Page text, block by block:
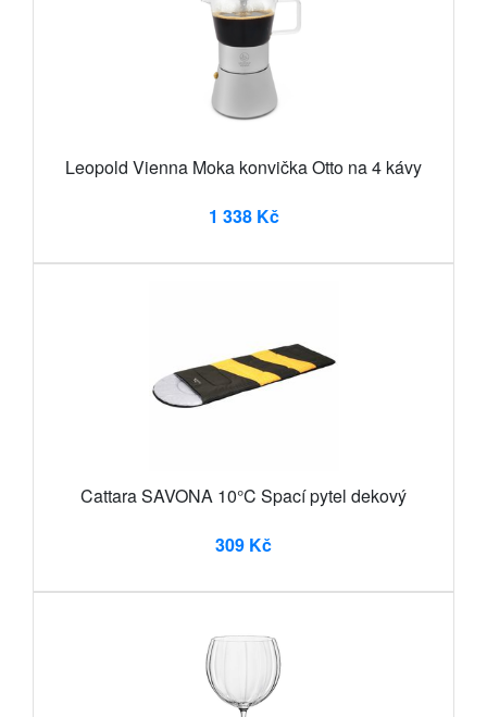
Leopold Vienna Moka konvička Otto na 4 kávy
1 338 Kč
Cattara SAVONA 10°C Spací pytel dekový
309 Kč